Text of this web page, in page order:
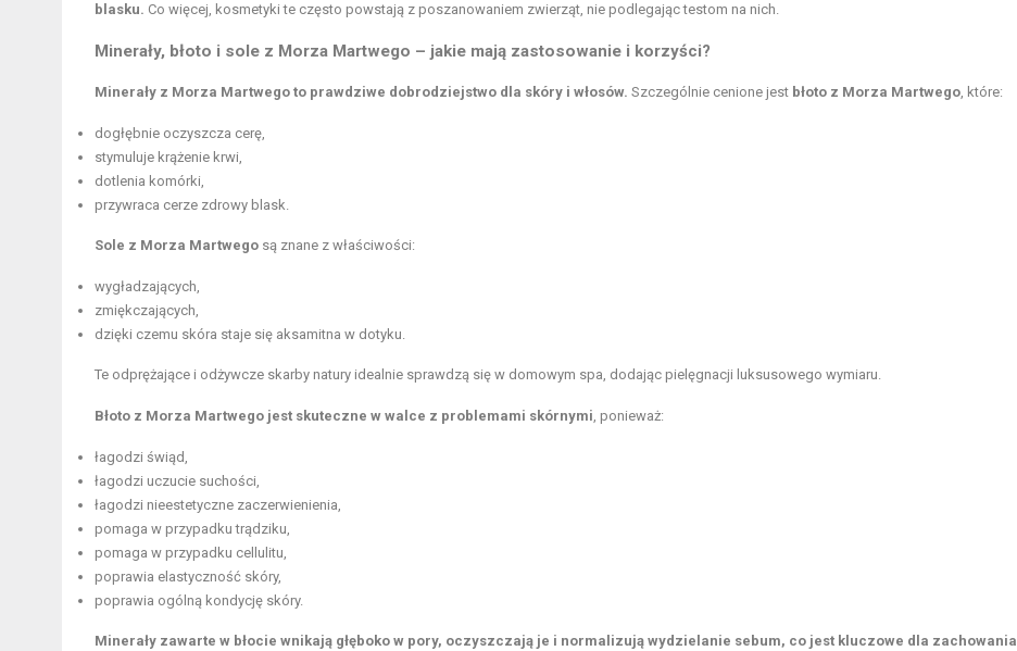
blasku. Co więcej, kosmetyki te często powstają z poszanowaniem zwierząt, nie podlegając testom na nich.
Minerały, błoto i sole z Morza Martwego – jakie mają zastosowanie i korzyści?
Minerały z Morza Martwego to prawdziwe dobrodziejstwo dla skóry i włosów. Szczególnie cenione jest błoto z Morza Martwego, które:
dogłębnie oczyszcza cerę,
stymuluje krążenie krwi,
dotlenia komórki,
przywraca cerze zdrowy blask.
Sole z Morza Martwego są znane z właściwości:
wygładzających,
zmiękczających,
dzięki czemu skóra staje się aksamitna w dotyku.
Te odprężające i odżywcze skarby natury idealnie sprawdzą się w domowym spa, dodając pielęgnacji luksusowego wymiaru.
Błoto z Morza Martwego jest skuteczne w walce z problemami skórnymi, ponieważ:
łagodzi świąd,
łagodzi uczucie suchości,
łagodzi nieestetyczne zaczerwienienia,
pomaga w przypadku trądziku,
pomaga w przypadku cellulitu,
poprawia elastyczność skóry,
poprawia ogólną kondycję skóry.
Minerały zawarte w błocie wnikają głęboko w pory, oczyszczają je i normalizują wydzielanie sebum, co jest kluczowe dla zachowania